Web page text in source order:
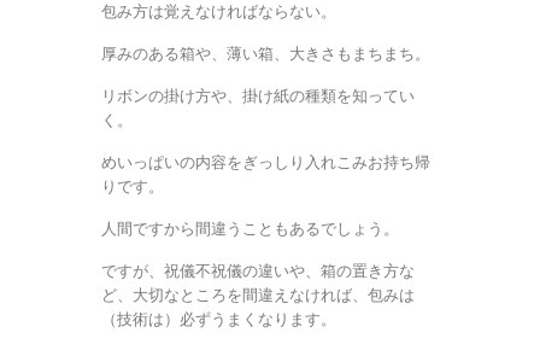
包み方は覚えなければならない。
厚みのある箱や、薄い箱、大きさもまちまち。
リボンの掛け方や、掛け紙の種類を知ってい
く。
めいっぱいの内容をぎっしり入れこみお持ち帰
りです。
人間ですから間違うこともあるでしょう。
ですが、祝儀不祝儀の違いや、箱の置き方な
ど、大切なところを間違えなければ、包みは
（技術は）必ずうまくなります。